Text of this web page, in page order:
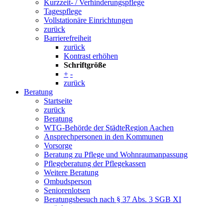
Kurzzeit- / Verhinderungspflege
Tagespflege
Vollstationäre Einrichtungen
zurück
Barrierefreiheit
zurück
Kontrast erhöhen
Schriftgröße
+ -
zurück
Beratung
Startseite
zurück
Beratung
WTG-Behörde der StädteRegion Aachen
Ansprechpersonen in den Kommunen
Vorsorge
Beratung zu Pflege und Wohnraumanpassung
Pflegeberatung der Pflegekassen
Weitere Beratung
Ombudsperson
Seniorenlotsen
Beratungsbesuch nach § 37 Abs. 3 SGB XI